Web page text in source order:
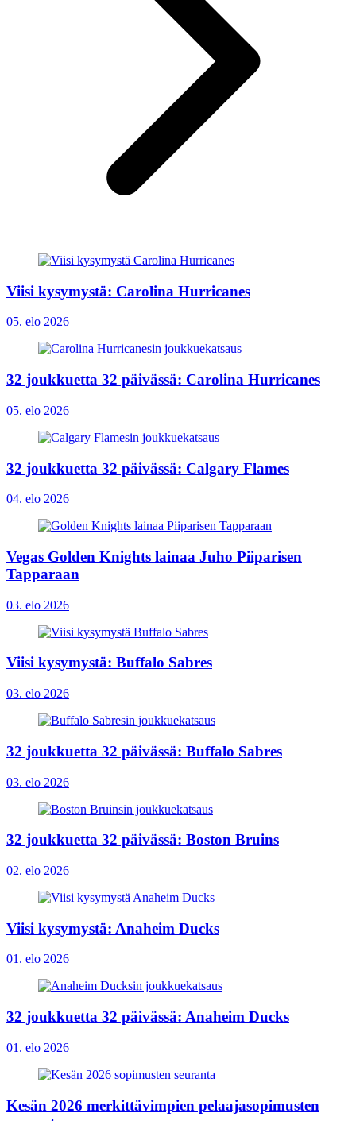
Viisi kysymystä: Carolina Hurricanes
05. elo 2026
32 joukkuetta 32 päivässä: Carolina Hurricanes
05. elo 2026
32 joukkuetta 32 päivässä: Calgary Flames
04. elo 2026
Vegas Golden Knights lainaa Juho Piiparisen
Tapparaan
03. elo 2026
Viisi kysymystä: Buffalo Sabres
03. elo 2026
32 joukkuetta 32 päivässä: Buffalo Sabres
03. elo 2026
32 joukkuetta 32 päivässä: Boston Bruins
02. elo 2026
Viisi kysymystä: Anaheim Ducks
01. elo 2026
32 joukkuetta 32 päivässä: Anaheim Ducks
01. elo 2026
Kesän 2026 merkittävimpien pelaajasopimusten